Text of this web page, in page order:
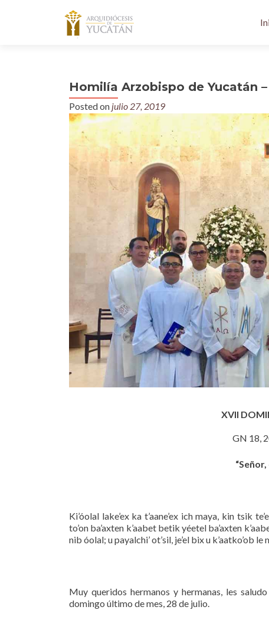
Homilía Arzobispo de Yucatán
Posted on julio 27, 2019
XVII
GN 18,
Ki’óolal lake’ex ka t’aane’ex ich maya, kin tsik
to’on ba’axten k’aabet betik yéetel ba’axten
nib óolal; u payalchi’ ot’sil, je’el bix u k’aatko’ob le
Muy queridos hermanos y hermanas, les
domingo último de mes, 28 de julio.